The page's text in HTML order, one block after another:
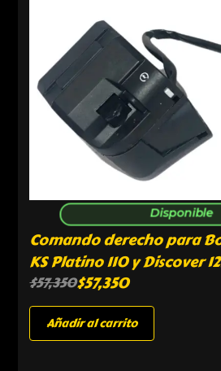
Disponible
Comando derecho para
KS Platino 110 y Discover
$57,350$57,350
Añadir al carrito